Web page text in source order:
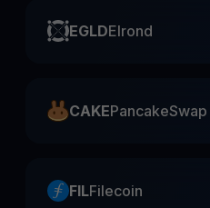
EGLDElrond
CAKEPancakeSwap
FILFilecoin